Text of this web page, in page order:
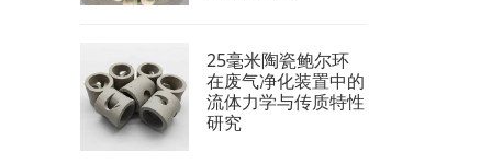
25毫米陶瓷鲍尔环
在废气净化装置中的
流体力学与传质特性
研究